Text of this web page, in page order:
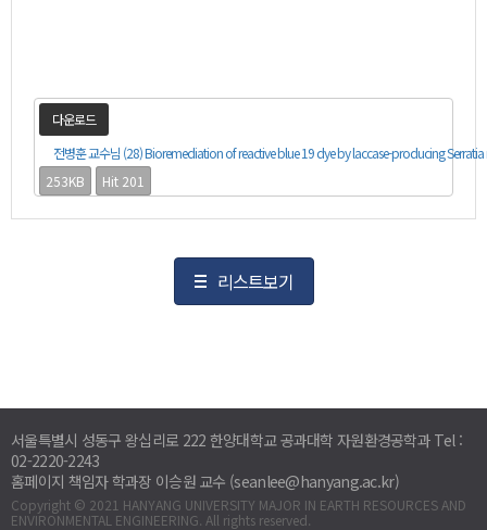
다운로드
전병훈 교수님 (28) Bioremediation of reactive blue 19 dye by laccase-producing Serratia
253KB
Hit 201
리스트보기
서울특별시 성동구 왕십리로 222 한양대학교 공과대학 자원환경공학과 Tel :
02-2220-2243
홈페이지 책임자 학과장 이승원 교수 (seanlee@hanyang.ac.kr)
Copyright © 2021 HANYANG UNIVERSITY MAJOR IN EARTH RESOURCES AND
ENVIRONMENTAL ENGINEERING. All rights reserved.